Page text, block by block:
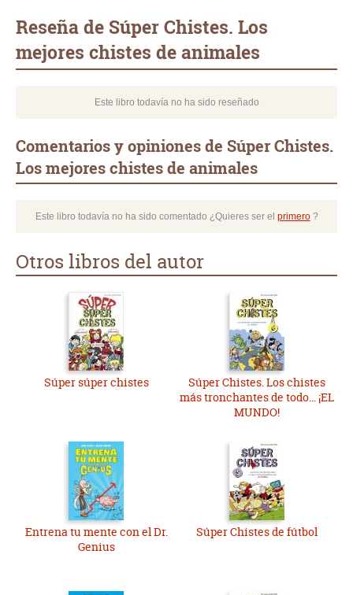
Reseña de Súper Chistes. Los
mejores chistes de animales
Este libro todavía no ha sido reseñado
Comentarios y opiniones de Súper Chistes.
Los mejores chistes de animales
Este libro todavía no ha sido comentado ¿Quieres ser el primero?
Otros libros del autor
Súper súper chistes
Súper Chistes. Los chistes
más tronchantes de todo... ¡EL
MUNDO!
Entrena tu mente con el Dr.
Genius
Súper Chistes de fútbol